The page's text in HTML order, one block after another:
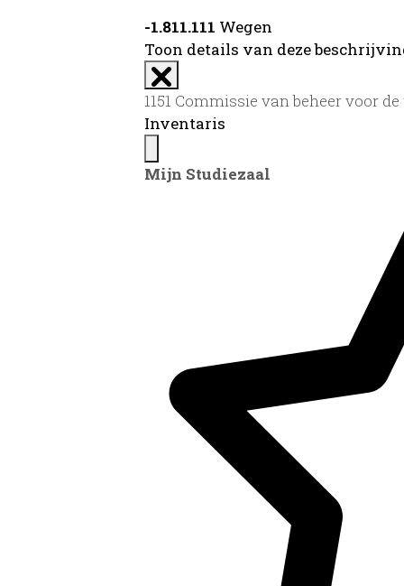
-1.811.111 Wegen
Toon details van deze
1151 Commissie van beheer voor
Inventaris
Mijn Studiezaal